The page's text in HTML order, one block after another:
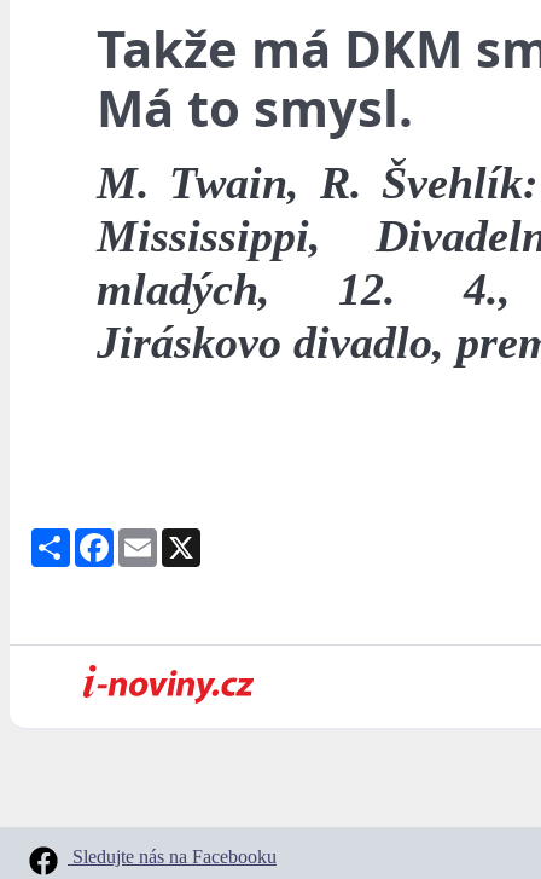
Takže má DKM
Má to smysl.
M. Twain, R.
Mississippi,
mladých, 12. 4.,
Jiráskovo divadlo,
Share Facebook
Email
Sledujte nás na Facebooku